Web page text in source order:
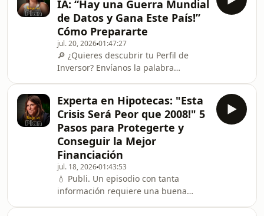
una visión clara de tu negocio desde
un único lugar en la nube. 🧭
Descarga la Hoja Brújula 2.0 - una
versión ampliada de la anterior para
diseñar tu plan aquí:
https://bit.ly/4hagdAK¡Bienvenidos a
Tengo un Plan! 🎙️Christian
IA: “Hay una Guerra Mundial
de Datos y Gana Este País!”
Cómo Prepararte
jul. 20, 202601:47:27
🔎 ¿Quieres descubrir tu Perfil de
Inversor? Envíanos la palabra
https://www.instagram.com/tengounplanpodcast/
¡Bienvenidos a Tengo un Plan! 🎙️
Covadonga Torres Assiego es doctora
en Derecho, profesora e investigadora
en la Universidad Rey Juan Carlos,
especializada en filosofía del Derecho,
pensamiento jurídico e historia de las
ideas. C
Experta en Hipotecas: "Esta
Crisis Será Peor que 2008!" 5
Pasos para Protegerte y
Conseguir la Mejor
Financiación
jul. 18, 202601:43:53
💧 Publi. Un episodio con tanta
información requiere una buena